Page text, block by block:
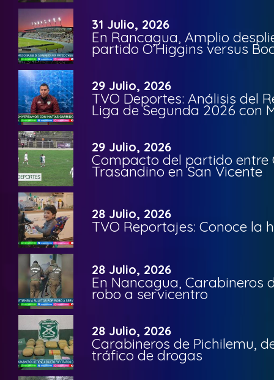
31 Julio, 2026
En Rancagua, Amplio
partido O’Higgins versus
29 Julio, 2026
TVO Deportes: Análisis del
Liga de Segunda 2026 con
29 Julio, 2026
Compacto del partido entre
Trasandino en San Vicente
28 Julio, 2026
TVO Reportajes: Conoce la
28 Julio, 2026
En Nancagua, Carabineros
robo a servicentro
28 Julio, 2026
Carabineros de Pichilemu,
tráfico de drogas